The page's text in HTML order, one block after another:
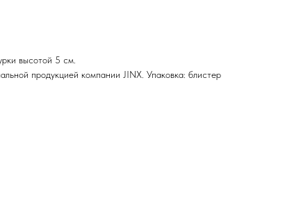
высотой 5 см.
продукцией компании JINX. Упаковка: блистер